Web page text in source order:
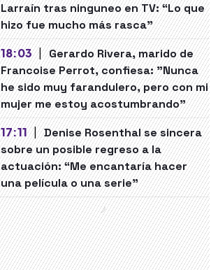
Larraín tras ninguneo en TV: “Lo que
hizo fue mucho más rasca”
18:03 | Gerardo Rivera, marido de
Francoise Perrot, confiesa: "Nunca
he sido muy farandulero, pero con mi
mujer me estoy acostumbrando"
17:11 | Denise Rosenthal se sincera
sobre un posible regreso a la
actuación: “Me encantaría hacer
una película o una serie"